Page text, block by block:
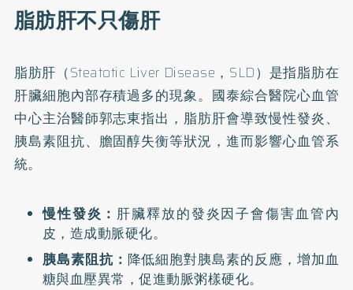
脂肪肝不只傷肝
脂肪肝 （Steatotic Liver Disease，SLD）是指脂肪在
肝臟細胞內部存積過多的現象。國泰綜合醫院心血管
中心主治醫師郭志東指出，脂肪肝會導致慢性發炎、
胰島素阻抗、膽固醇失衡等狀況，進而影響心血管系
統。
慢性發炎：肝臟釋放的發炎因子會傷害血管內
皮，造成動脈硬化。
胰島素阻抗： 降低細胞對胰島素的反應，增加血
糖與血壓異常，促進動脈粥樣硬化。